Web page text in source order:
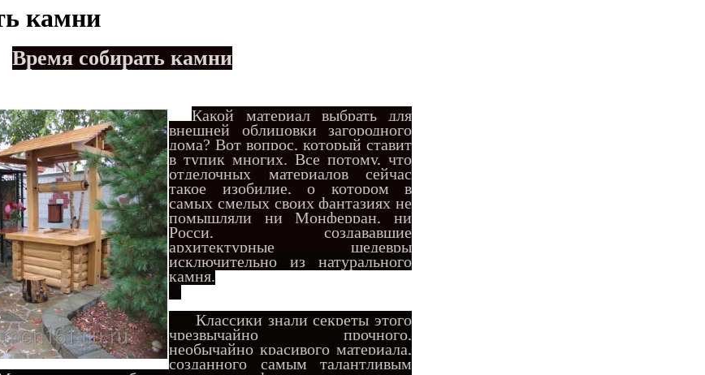
камни
Время собирать камни
Какой материал выбрать для
внешней облицовки загородного
дома? Вот вопрос, который ставит
в тупик многих. Все потому, что
отделочных материалов сейчас
такое изобилие, о котором в
самых смелых своих фантазиях не
помышляли ни Монферран, ни
Росси, создававшие
архитектурные шедевры
исключительно из натурального
камня.
Классики знали секреты этого
чрезвычайно прочного,
необычайно красивого материала,
созданного самым талантливым